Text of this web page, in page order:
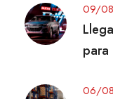
09/
para
06/